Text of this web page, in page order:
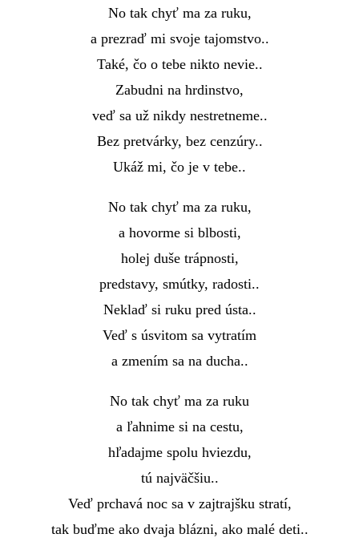
No tak chyť ma za ruku,
a prezraď mi svoje tajomstvo..
Také, čo o tebe nikto nevie..
Zabudni na hrdinstvo,
veď sa už nikdy nestretneme..
Bez pretvárky, bez cenzúry..
Ukáž mi, čo je v tebe..
No tak chyť ma za ruku,
a hovorme si blbosti,
holej duše trápnosti,
predstavy, smútky, radosti..
Neklaď si ruku pred ústa..
Veď s úsvitom sa vytratím
a zmením sa na ducha..
No tak chyť ma za ruku
a ľahnime si na cestu,
hľadajme spolu hviezdu,
tú najväčšiu..
Veď prchavá noc sa v zajtrajšku stratí,
tak buďme ako dvaja blázni, ako malé deti..